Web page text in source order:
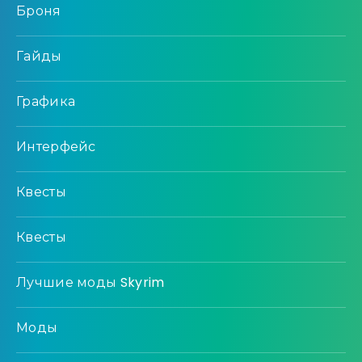
Броня
Гайды
Графика
Интерфейс
Квесты
Квесты
Лучшие моды Skyrim
Моды